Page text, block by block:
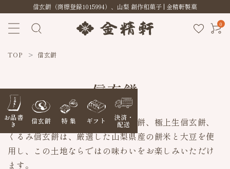
信玄餅（商標登録1015994）、山梨 創作和菓子 | 金精軒製菓
0
お品書
き
信玄餅 特 集 ギフト
決済・
配送
TOP 信玄餅
信玄餅
山梨銘菓として愛されている信玄餅、極上生信玄餅、
くるみ信玄餅は、厳選した山梨県産の餅米と大豆を使
用し、この土地ならではの味わいをお楽しみいただけ
ます。